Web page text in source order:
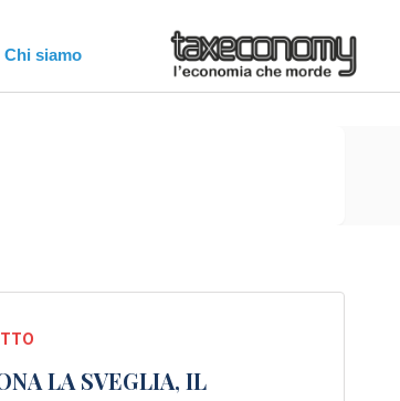
Chi siamo
LA SVEGLIA, IL